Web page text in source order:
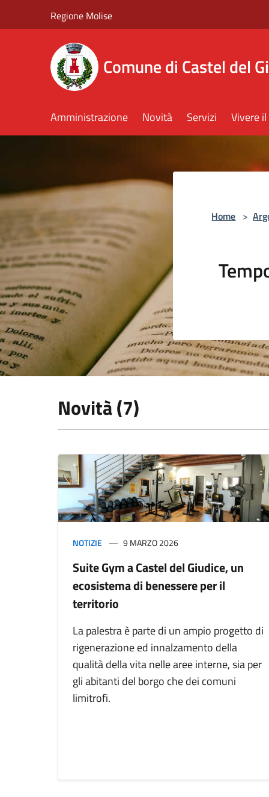
Regione Molise
Comune di Castel del
Amministrazione Novità Servizi Vivere
Home >
Novità (7)
NOTIZIE 9 MARZO 2026
Suite Gym a Castel del Giudice, un
ecosistema di benessere per il
territorio
La palestra è parte di un ampio progetto di
rigenerazione ed innalzamento della
qualità della vita nelle aree interne, sia per
gli abitanti del borgo che dei comuni
limitrofi.